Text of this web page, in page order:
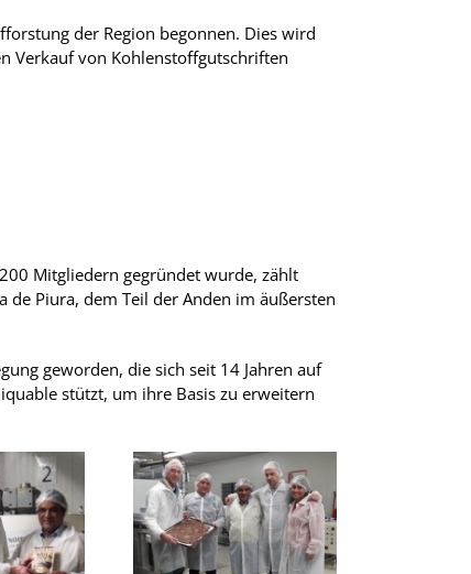
der Region begonnen. Dies wird
Verkauf von Kohlenstoffgutschriften
Mitgliedern gegründet wurde, zählt
de Piura, dem Teil der Anden im äußersten
geworden, die sich seit 14 Jahren auf
stützt, um ihre Basis zu erweitern